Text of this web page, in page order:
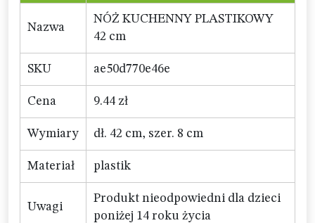
Nazwa
NÓŻ KUCHENNY PLASTIKOWY
42 cm
SKU ae50d770e46e
Cena 9.44 zł
Wymiary dł. 42 cm, szer. 8 cm
Materiał plastik
Uwagi
Produkt nieodpowiedni dla dzieci
poniżej 14 roku życia